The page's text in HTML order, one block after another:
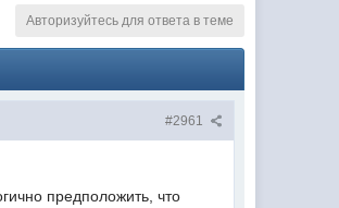
Авторизуйтесь для ответа в теме
#2961
предположить, что